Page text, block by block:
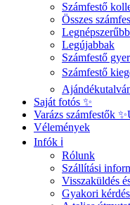
Számfestő
Összes
Legújabbak
Számfestő
Számfestő
Saját fotós ✨
Varázs számfestők ✨
Vélemények
Infók ℹ️
Rólunk
Szállítási
Visszaküldés
Gyakori